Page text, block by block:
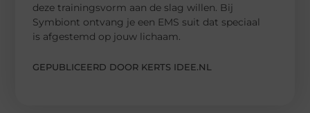
deze trainingsvorm aan de slag willen. Bij
Symbiont ontvang je een EMS suit dat speciaal
is afgestemd op jouw lichaam.
GEPUBLICEERD DOOR KERTS IDEE.NL